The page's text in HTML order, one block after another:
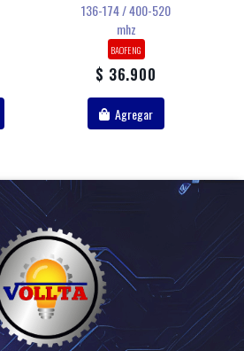
136-174 / 400-520
mhz
BAOFENG
$ 36.900
Agregar